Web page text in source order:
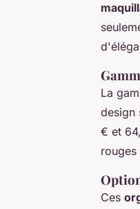
La
design
€ et
rouges
Ces